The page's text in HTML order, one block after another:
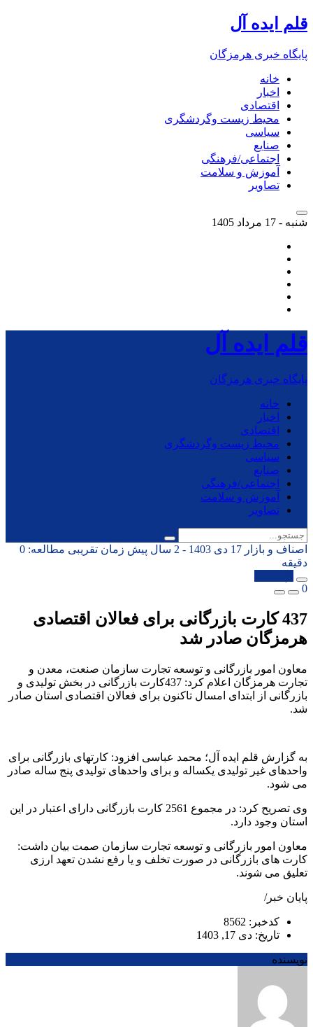
قلم ایده آل
پایگاه خبری هرمزگان
خانه
اخبار
اقتصادی
محیط زیست وگردشگری
سیاسی
صنایع
اجتماعی/فرهنگی
آموزش و سلامت
تصاویر
شنبه - 17 مرداد 1405
قلم ایده آل
پایگاه خبری هرمزگان
خانه
اخبار
اقتصادی
محیط زیست وگردشگری
سیاسی
صنایع
اجتماعی/فرهنگی
آموزش و سلامت
تصاویر
اصناف و بازار 17 دی 1403 - 2 سال پیش
زمان تقریبی مطالعه: 0
دقیقه
0
437 کارت بازرگانی برای فعالان اقتصادی
هرمزگان صادر شد
معاون امور بازرگانی و توسعه تجارت سازمان صنعت، معدن و
تجارت هرمزگان اعلام کرد: 437کارت بازرگانی در بخش تولیدی و
بازرگانی از ابتدای امسال تاکنون برای فعالان اقتصادی استان صادر
شد.
به گزارش قلم ایده آل؛ محمد عباسی افزود: کارتهای بازرگانی برای
واحدهای غیر تولیدی یکساله و برای واحدهای تولیدی پنج ساله صادر
می شود.
وی تصریح کرد: در مجموع 2561 کارت بازرگانی دارای اعتبار در این
استان وجود دارد.
معاون امور بازرگانی و توسعه تجارت سازمان صمت بیان داشت:
کارت های بازرگانی در صورت تخلف و یا رفع نشدن تعهد ارزی
تعلیق می شوند.
پایان خبر/
کدخبر: 8562
تاریخ: دی 17, 1403
نویسنده